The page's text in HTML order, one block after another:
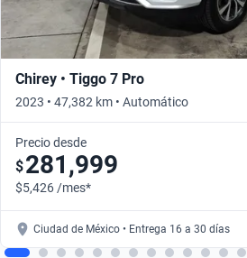
Chirey • Tiggo 7 Pro
2023 • 47,382 km • Automático
Precio desde
$281,999
$5,426 /mes*
Ciudad de México • Entrega 16 a 30 días